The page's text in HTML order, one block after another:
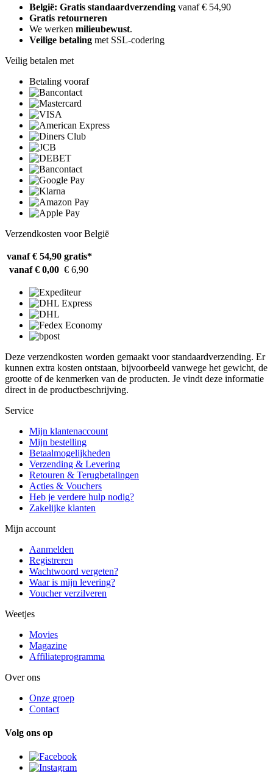
België: Gratis standaardverzending vanaf € 54,90
Gratis retourneren
We werken milieubewust.
Veilige betaling met SSL-codering
Veilig betalen met
Betaling vooraf
Verzendkosten voor België
vanaf € 54,90 gratis*
vanaf € 0,00 € 6,90
Deze verzendkosten worden gemaakt voor standaardverzending. Er
kunnen extra kosten ontstaan, bijvoorbeeld vanwege het gewicht, de
grootte of de kenmerken van de producten. Je vindt deze informatie
direct in de productbeschrijving.
Service
Mijn klantenaccount
Mijn bestelling
Betaalmogelijkheden
Verzending & Levering
Retouren & Terugbetalingen
Acties & Vouchers
Heb je verdere hulp nodig?
Zakelijke klanten
Mijn account
Aanmelden
Registreren
Wachtwoord vergeten?
Waar is mijn levering?
Voucher verzilveren
Weetjes
Movies
Magazine
Affiliateprogramma
Over ons
Onze groep
Contact
Volg ons op